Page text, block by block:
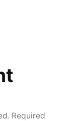
Required